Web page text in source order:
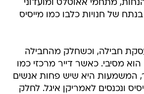
מתחמי אאוטלט ומועדוני
של חנויות כלבו כמו מייסיס
עסקת חבילה, וכשחלק מהחבילה
מסיבי. כאשר דייר מרכזי כמו
המשמעות היא שיש פחות אנשים
ונכנסים לאמריקן איגל. לחלק